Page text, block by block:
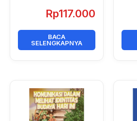
Rp117.000
BACA
SELENGKAPNYA